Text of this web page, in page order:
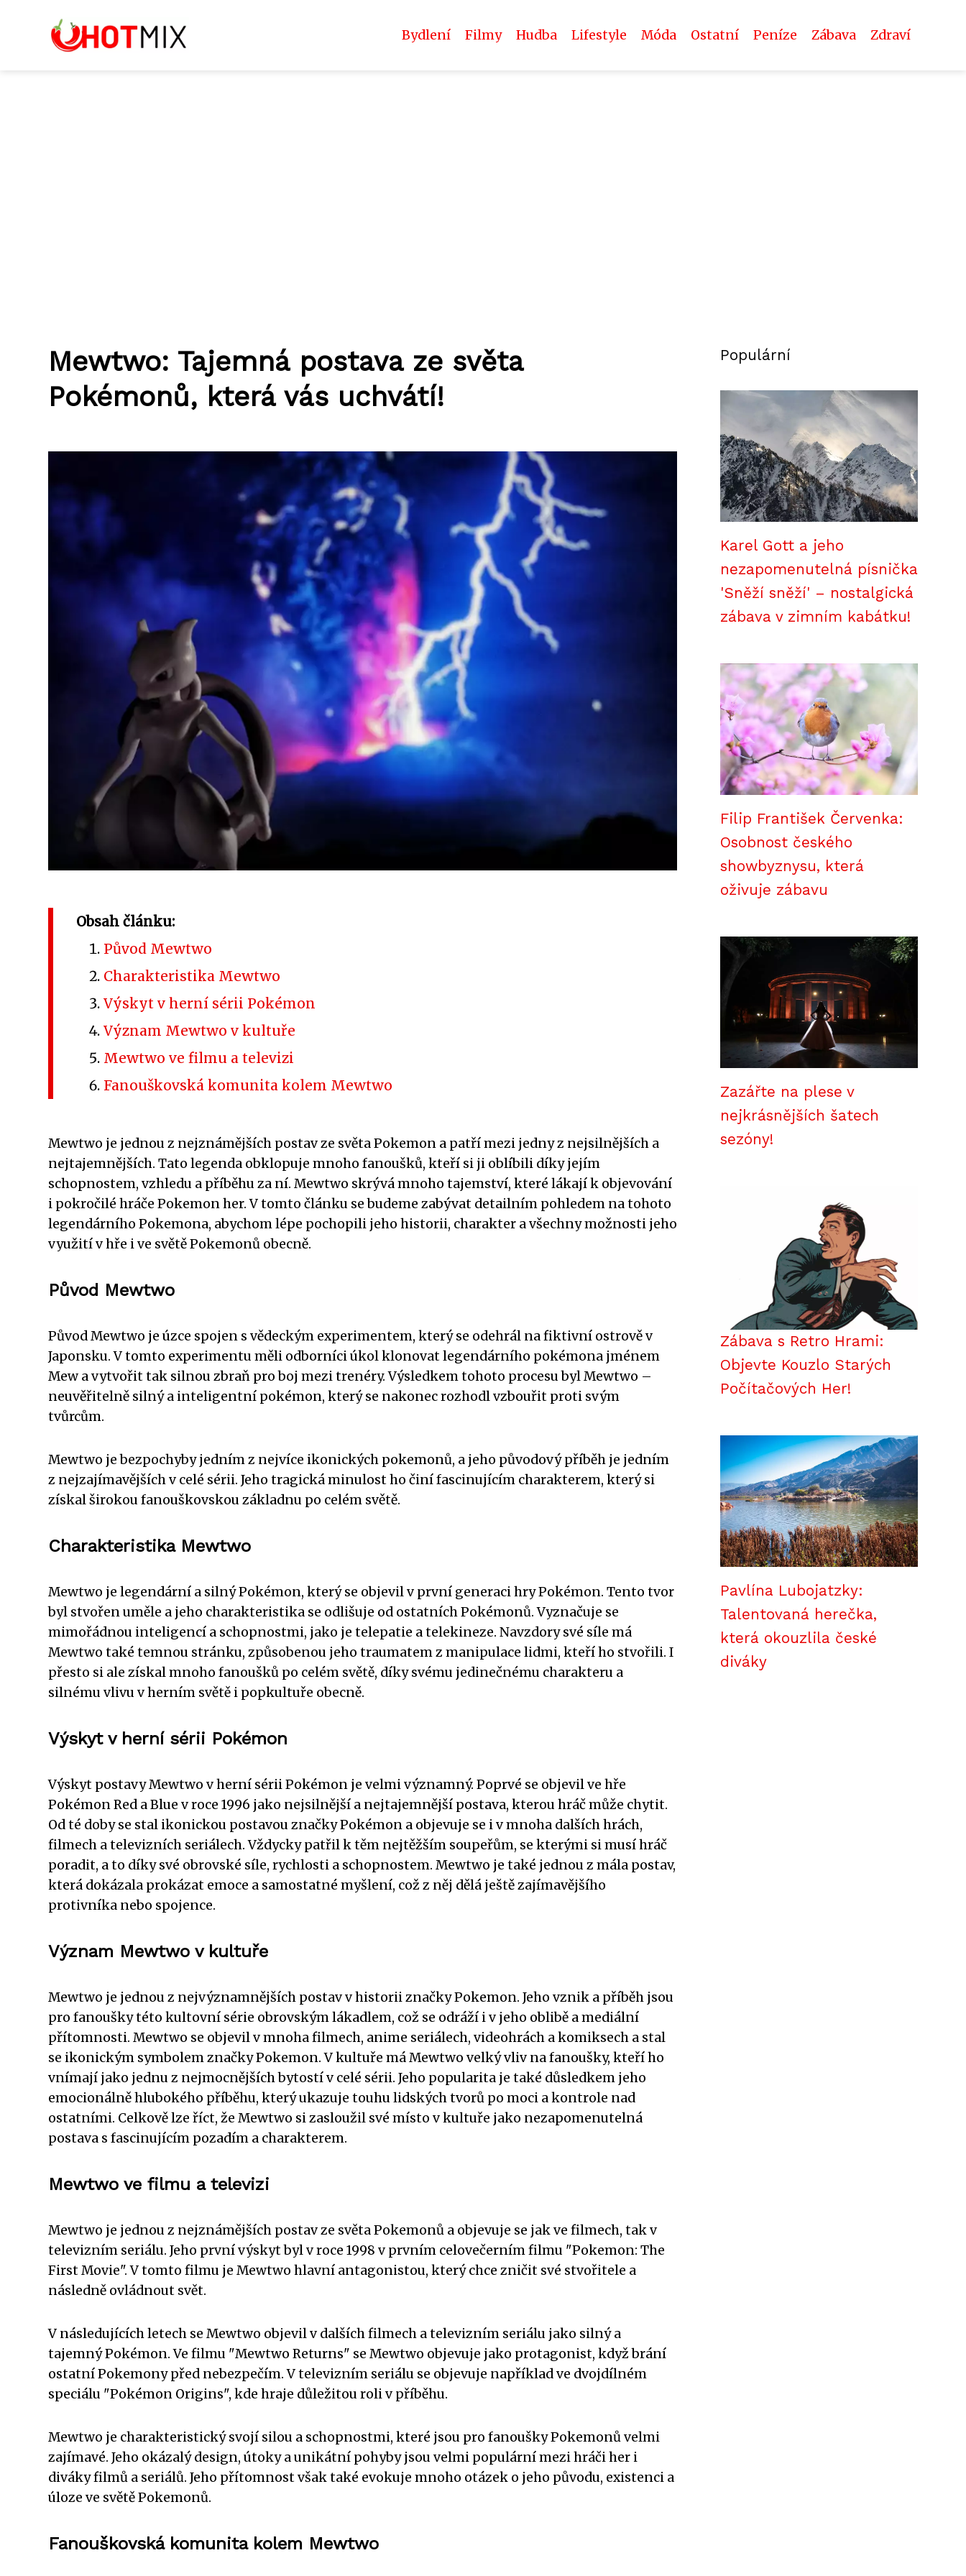
Bydlení Filmy Hudba Lifestyle Móda Ostatní Peníze Zábava Zdraví
Mewtwo: Tajemná postava ze světa
Pokémonů, která vás uchvátí!
Obsah článku:
Původ Mewtwo
Charakteristika Mewtwo
Výskyt v herní sérii Pokémon
Význam Mewtwo v kultuře
Mewtwo ve filmu a televizi
Fanouškovská komunita kolem Mewtwo
Mewtwo je jednou z nejznámějších postav ze světa Pokemon a patří mezi jedny z nejsilnějších a
nejtajemnějších. Tato legenda obklopuje mnoho fanoušků, kteří si ji oblíbili díky jejím
schopnostem, vzhledu a příběhu za ní. Mewtwo skrývá mnoho tajemství, které lákají k objevování
i pokročilé hráče Pokemon her. V tomto článku se budeme zabývat detailním pohledem na tohoto
legendárního Pokemona, abychom lépe pochopili jeho historii, charakter a všechny možnosti jeho
využití v hře i ve světě Pokemonů obecně.
Původ Mewtwo
Původ Mewtwo je úzce spojen s vědeckým experimentem, který se odehrál na fiktivní ostrově v
Japonsku. V tomto experimentu měli odborníci úkol klonovat legendárního pokémona jménem
Mew a vytvořit tak silnou zbraň pro boj mezi trenéry. Výsledkem tohoto procesu byl Mewtwo –
neuvěřitelně silný a inteligentní pokémon, který se nakonec rozhodl vzbouřit proti svým
tvůrcům.
Mewtwo je bezpochyby jedním z nejvíce ikonických pokemonů, a jeho původový příběh je jedním
z nejzajímavějších v celé sérii. Jeho tragická minulost ho činí fascinujícím charakterem, který si
získal širokou fanouškovskou základnu po celém světě.
Charakteristika Mewtwo
Mewtwo je legendární a silný Pokémon, který se objevil v první generaci hry Pokémon. Tento tvor
byl stvořen uměle a jeho charakteristika se odlišuje od ostatních Pokémonů. Vyznačuje se
mimořádnou inteligencí a schopnostmi, jako je telepatie a telekineze. Navzdory své síle má
Mewtwo také temnou stránku, způsobenou jeho traumatem z manipulace lidmi, kteří ho stvořili. I
přesto si ale získal mnoho fanoušků po celém světě, díky svému jedinečnému charakteru a
silnému vlivu v herním světě i popkultuře obecně.
Výskyt v herní sérii Pokémon
Výskyt postavy Mewtwo v herní sérii Pokémon je velmi významný. Poprvé se objevil ve hře
Pokémon Red a Blue v roce 1996 jako nejsilnější a nejtajemnější postava, kterou hráč může chytit.
Od té doby se stal ikonickou postavou značky Pokémon a objevuje se i v mnoha dalších hrách,
filmech a televizních seriálech. Vždycky patřil k těm nejtěžším soupeřům, se kterými si musí hráč
poradit, a to díky své obrovské síle, rychlosti a schopnostem. Mewtwo je také jednou z mála postav,
která dokázala prokázat emoce a samostatné myšlení, což z něj dělá ještě zajímavějšího
protivníka nebo spojence.
Význam Mewtwo v kultuře
Mewtwo je jednou z nejvýznamnějších postav v historii značky Pokemon. Jeho vznik a příběh jsou
pro fanoušky této kultovní série obrovským lákadlem, což se odráží i v jeho oblibě a mediální
přítomnosti. Mewtwo se objevil v mnoha filmech, anime seriálech, videohrách a komiksech a stal
se ikonickým symbolem značky Pokemon. V kultuře má Mewtwo velký vliv na fanoušky, kteří ho
vnímají jako jednu z nejmocnějších bytostí v celé sérii. Jeho popularita je také důsledkem jeho
emocionálně hlubokého příběhu, který ukazuje touhu lidských tvorů po moci a kontrole nad
ostatními. Celkově lze říct, že Mewtwo si zasloužil své místo v kultuře jako nezapomenutelná
postava s fascinujícím pozadím a charakterem.
Mewtwo ve filmu a televizi
Mewtwo je jednou z nejznámějších postav ze světa Pokemonů a objevuje se jak ve filmech, tak v
televizním seriálu. Jeho první výskyt byl v roce 1998 v prvním celovečerním filmu "Pokemon: The
First Movie". V tomto filmu je Mewtwo hlavní antagonistou, který chce zničit své stvořitele a
následně ovládnout svět.
V následujících letech se Mewtwo objevil v dalších filmech a televizním seriálu jako silný a
tajemný Pokémon. Ve filmu "Mewtwo Returns" se Mewtwo objevuje jako protagonist, když brání
ostatní Pokemony před nebezpečím. V televizním seriálu se objevuje například ve dvojdílném
speciálu "Pokémon Origins", kde hraje důležitou roli v příběhu.
Mewtwo je charakteristický svojí silou a schopnostmi, které jsou pro fanoušky Pokemonů velmi
zajímavé. Jeho okázalý design, útoky a unikátní pohyby jsou velmi populární mezi hráči her i
diváky filmů a seriálů. Jeho přítomnost však také evokuje mnoho otázek o jeho původu, existenci a
úloze ve světě Pokemonů.
Fanouškovská komunita kolem Mewtwo
Populární
Karel Gott a jeho
nezapomenutelná písnička
'Sněží sněží' – nostalgická
zábava v zimním kabátku!
Filip František Červenka:
Osobnost českého
showbyznysu, která
oživuje zábavu
Zazářte na plese v
nejkrásnějších šatech
sezóny!
Zábava s Retro Hrami:
Objevte Kouzlo Starých
Počítačových Her!
Pavlína Lubojatzky:
Talentovaná herečka,
která okouzlila české
diváky